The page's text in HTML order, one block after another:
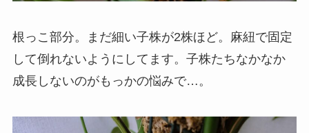
根っこ部分。まだ細い子株が2株ほど。麻紐で固定
して倒れないようにしてます。子株たちなかなか
成長しないのがもっかの悩みで…。